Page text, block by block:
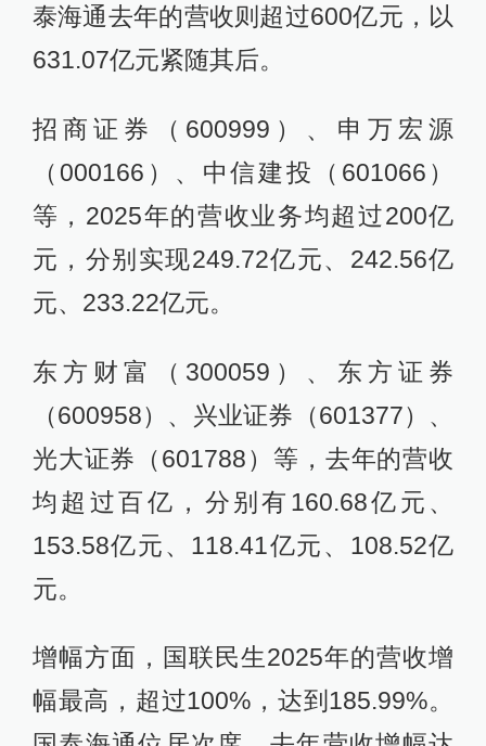
泰海通去年的营收则超过600亿元，以
631.07亿元紧随其后。
招商证券（600999）、申万宏源
（000166）、中信建投（601066）
等，2025年的营收业务均超过200亿
元，分别实现249.72亿元、242.56亿
元、233.22亿元。
东方财富（300059）、东方证券
（600958）、兴业证券（601377）、
光大证券（601788）等，去年的营收
均超过百亿，分别有160.68亿元、
153.58亿元、118.41亿元、108.52亿
元。
增幅方面，国联民生2025年的营收增
幅最高，超过100%，达到185.99%。